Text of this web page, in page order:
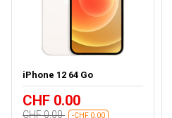
iPhone 12 64 Go
CHF 0.00
CHF 0.00 -CHF 0.00